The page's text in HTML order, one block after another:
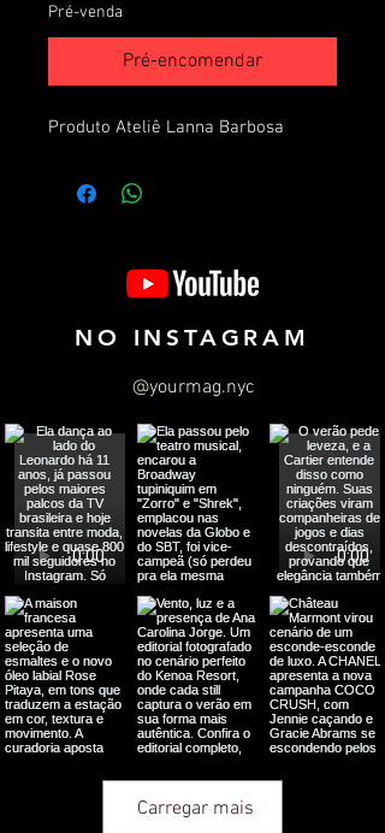
Pré-venda
Pré-encomendar
Produto Ateliê Lanna Barbosa
NO INSTAGRAM
@yourmag.nyc
Carregar mais